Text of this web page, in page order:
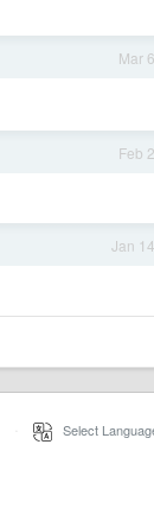
Mar 6
Feb 2
Jan 14
Select